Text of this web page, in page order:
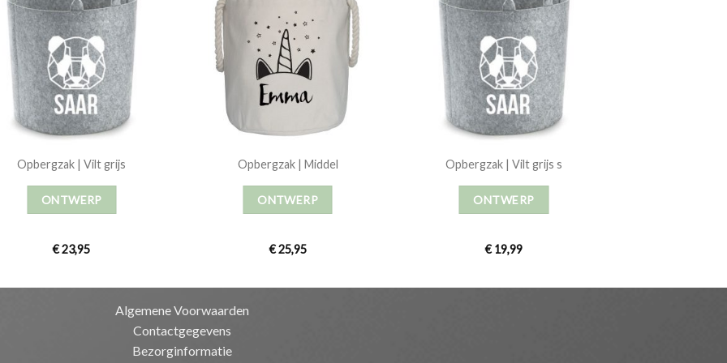
Opbergzak | Vilt grijs
ONTWERP
€23,95
Opbergzak | Middel
ONTWERP
€25,95
Opbergzak | Vilt grijs s
ONTWERP
€19,99
Algemene Voorwaarden
Contactgegevens
Bezorginformatie